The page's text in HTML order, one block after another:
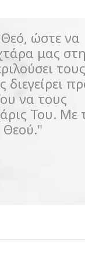
ώστε να
μας
τους
να τους
Του. Με
Θεού."